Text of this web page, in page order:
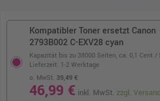
Kompatibler Toner ersetzt Canon
2793B002 C-EXV28 cyan
Kapazität bis zu 38000 Seiten, ca. 0,1 Cent /
o. MwSt. 39,49 €
46,99 € inkl. MwSt.zzgl. Versand
Lieferzeit: 1-2 Werktage